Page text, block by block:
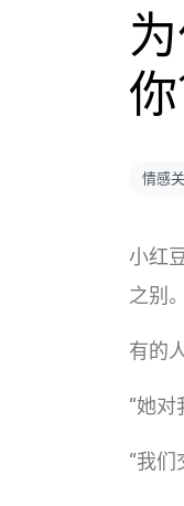
你
情感
小红
之别。
有的
“她对
“我